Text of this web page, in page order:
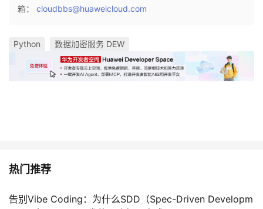
箱： cloudbbs@huaweicloud.com
Python 数据加密服务 DEW
热门推荐
告别Vibe Coding：为什么SDD（Spec-Driven Developm